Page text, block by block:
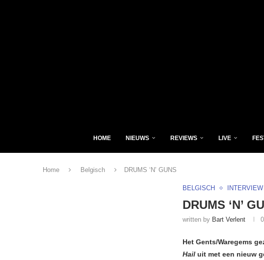
HOME NIEUWS REVIEWS LIVE
Home Belgisch DRUMS ‘N’ GUNS
BELGISCH INTERVIEW
DRUMS ‘N’
written by Bart Verlent
Het Gents/Waregems
Hail uit met een nieuw